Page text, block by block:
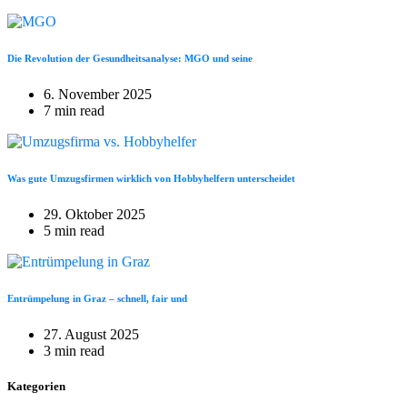
Die Revolution der Gesundheitsanalyse: MGO und seine
6. November 2025
7 min read
Was gute Umzugsfirmen wirklich von Hobbyhelfern unterscheidet
29. Oktober 2025
5 min read
Entrümpelung in Graz – schnell, fair und
27. August 2025
3 min read
Kategorien